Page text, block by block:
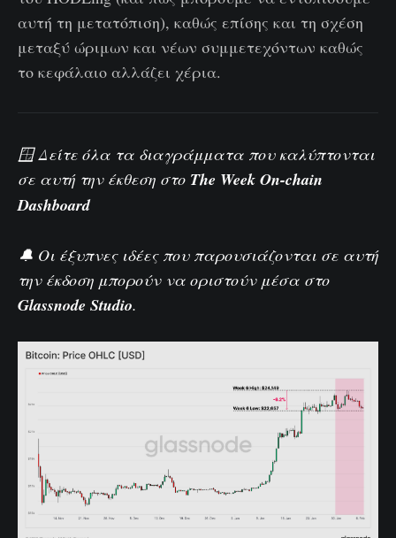
αυτή τη μετατόπιση), καθώς επίσης και τη σχέση
μεταξύ ώριμων και νέων συμμετεχόντων καθώς
το κεφάλαιο αλλάζει χέρια.
🪟 Δείτε όλα τα διαγράμματα που καλύπτονται
σε αυτή την έκθεση στο The Week On-chain
Dashboard
🔔 Οι έξυπνες ιδέες που παρουσιάζονται σε αυτή
την έκδοση μπορούν να οριστούν μέσα στο
Glassnode Studio.